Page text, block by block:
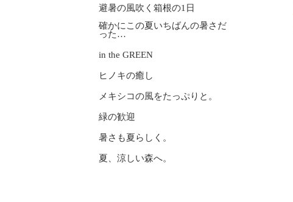
避暑の風吹く箱根の1日
確かにこの夏いちばんの暑さだ
った…
in the GREEN
ヒノキの癒し
メキシコの風をたっぷりと。
緑の歓迎
暑さも夏らしく。
夏、涼しい森へ。